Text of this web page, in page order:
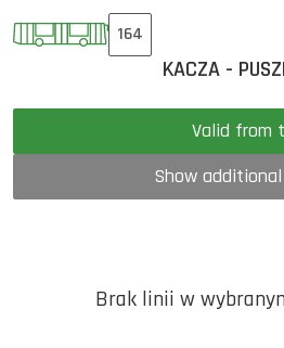
164
KACZA -
Show
Brak linii w